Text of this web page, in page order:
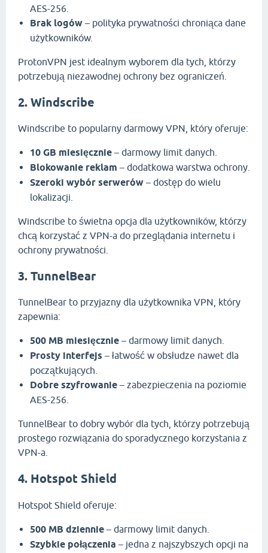
AES-256.
Brak logów – polityka prywatności chroniąca dane
użytkowników.
ProtonVPN jest idealnym wyborem dla tych, którzy
potrzebują niezawodnej ochrony bez ograniczeń.
2. Windscribe
Windscribe to popularny darmowy VPN, który oferuje:
10 GB miesięcznie – darmowy limit danych.
Blokowanie reklam – dodatkowa warstwa ochrony.
Szeroki wybór serwerów – dostęp do wielu
lokalizacji.
Windscribe to świetna opcja dla użytkowników, którzy
chcą korzystać z VPN-a do przeglądania internetu i
ochrony prywatności.
3. TunnelBear
TunnelBear to przyjazny dla użytkownika VPN, który
zapewnia:
500 MB miesięcznie – darmowy limit danych.
Prosty interfejs – łatwość w obsłudze nawet dla
początkujących.
Dobre szyfrowanie – zabezpieczenia na poziomie
AES-256.
TunnelBear to dobry wybór dla tych, którzy potrzebują
prostego rozwiązania do sporadycznego korzystania z
VPN-a.
4. Hotspot Shield
Hotspot Shield oferuje:
500 MB dziennie – darmowy limit danych.
Szybkie połączenia – jedna z najszybszych opcji na